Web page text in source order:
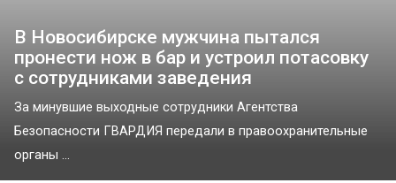
В Новосибирске мужчина пытался
пронести нож в бар и устроил потасовку
с сотрудниками заведения
За минувшие выходные сотрудники Агентства
Безопасности ГВАРДИЯ передали в правоохранительные
органы ...